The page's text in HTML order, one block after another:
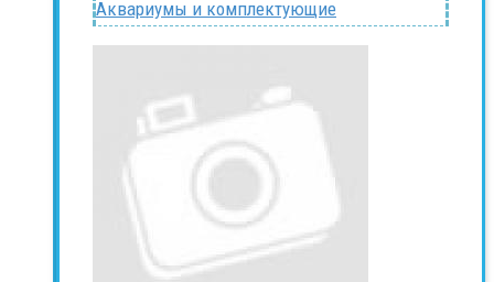
Аквариумы и комплектующие